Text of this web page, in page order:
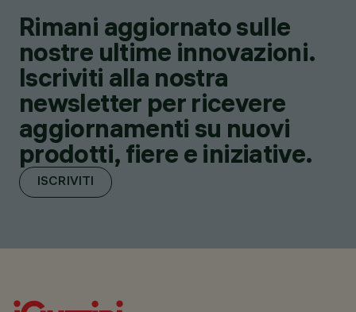
Rimani aggiornato sulle
nostre ultime innovazioni.
Iscriviti alla nostra
newsletter per ricevere
aggiornamenti su nuovi
prodotti, fiere e iniziative.
ISCRIVITI